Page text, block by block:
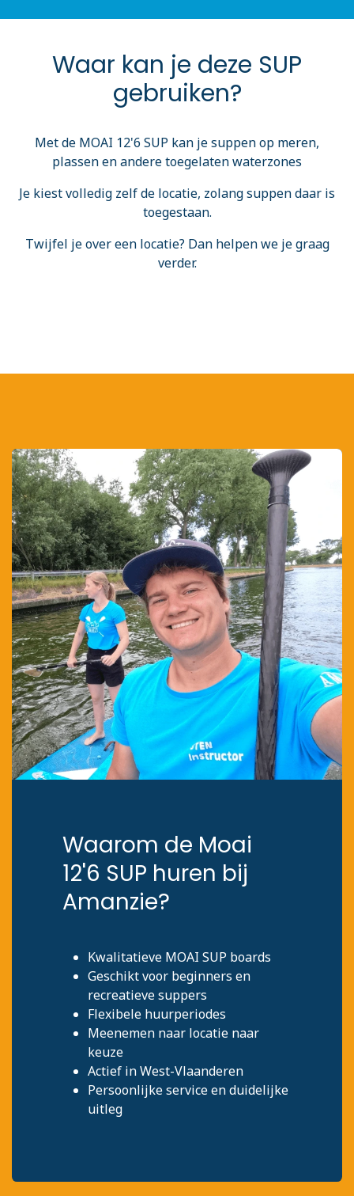
Waar kan je deze SUP
gebruiken?
Met de MOAI 12'6 SUP kan je suppen op meren,
plassen en andere toegelaten waterzones
Je kiest volledig zelf de locatie, zolang suppen daar is
toegestaan.
Twijfel je over een locatie? Dan helpen we je graag
verder.
Waarom de Moai
12'6 SUP huren bij
Amanzie?
Kwalitatieve MOAI SUP boards
Geschikt voor beginners en
recreatieve suppers
Flexibele huurperiodes
Meenemen naar locatie naar
keuze
Actief in West-Vlaanderen
Persoonlijke service en duidelijke
uitleg